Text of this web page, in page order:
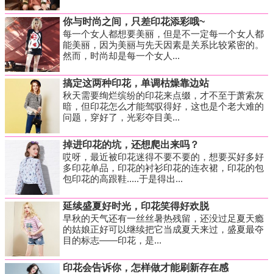
你与时尚之间，只差印花添彩哦~
每一个女人都想要美丽，但是不一定每一个女人都
能美丽，因为美丽与先天因素是关系比较紧密的。
然而，时尚却是每一个女人...
搞定这两种印花，单调枯燥靠边站
秋天需要绚烂缤纷的印花来点缀，才不至于萧索灰
暗，但印花怎么才能驾驭得好，这也是个老大难的
问题，穿好了，光彩夺目美...
掉进印花的坑，还想爬出来吗？
哎呀，最近被印花迷得不要不要的，想要买好多好
多印花单品，印花的衬衫印花的连衣裙，印花的包
包印花的高跟鞋.....于是得出...
延续盛夏好时光，印花笑得好欢脱
早秋的天气还有一丝丝暑热残留，还没过足夏天瘾
的姑娘正好可以继续把它当成夏天来过，盛夏最夺
目的标志——印花，是...
印花会告诉你，怎样做才能刷新存在感